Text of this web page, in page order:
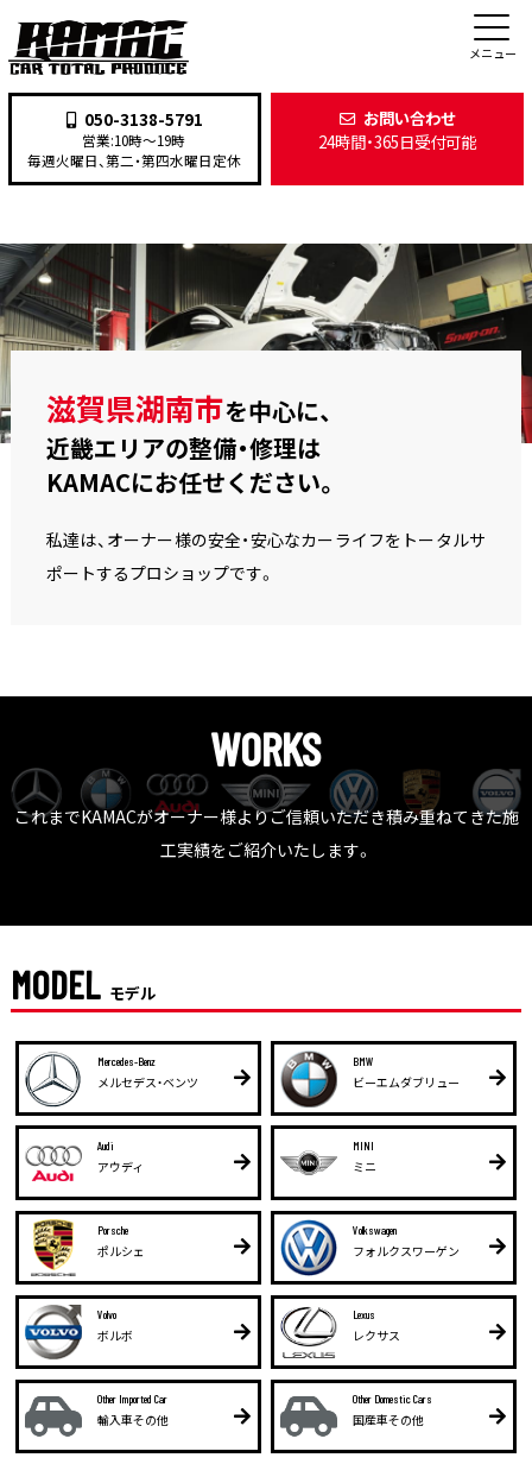
メニュー
050-3138-5791
営業:10時〜19時
毎週火曜日、第二・第四水曜日定休
お問い合わせ
24時間・365日受付可能
BMW 施工事例
TOP 施工事例>BMW
滋賀県湖南市を中心に、
近畿エリアの整備・修理は
KAMACにお任せください。
私達は、オーナー様の安全・安心なカーライフをトータルサ
ポートするプロショップです。
WORKS
これまでKAMACがオーナー様よりご信頼いただき積み重ねてきた施
工実績をご紹介いたします。
MODEL モデル
Mercedes-Benz
メルセデス・ベンツ
BMW
ビーエムダブリュー
Audi
アウディ
MINI
ミニ
Porsche
ポルシェ
Volkswagen
フォルクスワーゲン
Volvo
ボルボ
Lexus
レクサス
Other Imported Car
輸入車その他
Other Domestic Cars
国産車その他